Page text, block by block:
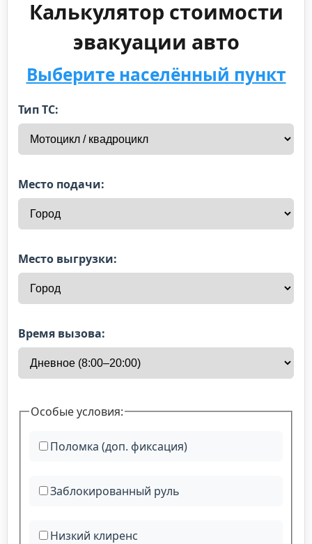
Калькулятор стоимости
эвакуации авто
Выберите населённый пункт
Тип ТС:
Место подачи:
Место выгрузки:
Время вызова:
Особые условия:
Поломка (доп. фиксация)
Заблокированный руль
Низкий клиренс